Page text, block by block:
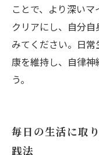
ことで、より深い
クリアにし、自分
みてください。日
康を維持し、自律神
う。
毎日の生活に取
践法